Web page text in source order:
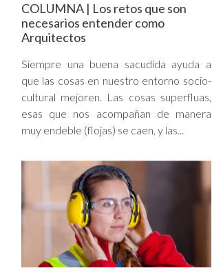
COLUMNA | Los retos que son
necesarios entender como
Arquitectos
Siempre una buena sacudida ayuda a
que las cosas en nuestro entorno socio-
cultural mejoren. Las cosas superfluas,
esas que nos acompañan de manera
muy endeble (flojas) se caen, y las...